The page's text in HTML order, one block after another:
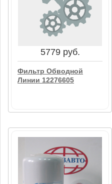
Фильтр Масляный
P553000 (LF9009)
Donaldson
5779 руб.
Фильтр Обводной
Линии 12276605